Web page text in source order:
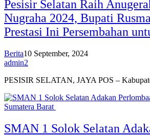
Pesisir Selatan Raih
Nugraha 2024, Bupati
Prestasi Ini Persembahan
Berita10 September, 2024
admin2
PESISIR SELATAN, JAYA POS –
SMAN 1 Solok Selatan